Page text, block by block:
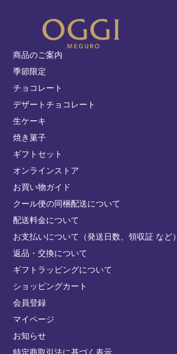
商品のご案内
季節限定
チョコレート
デザートチョコレート
生ケーキ
焼き菓子
ギフトセット
オンラインストア
お買い物ガイド
クール便の同梱配送について
配送料金について
お支払いについて（発送日数、領収証 など）
返品・交換について
ギフトラッピングについて
ショッピングカート
会員登録
マイページ
お知らせ